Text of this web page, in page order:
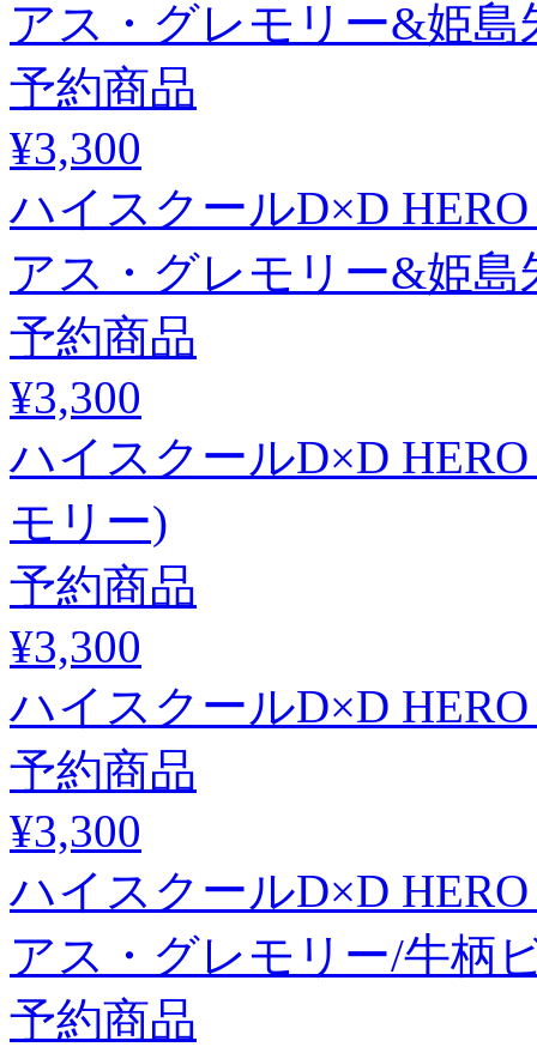
アス・グレモリー&姫島
予約商品
¥3,300
ハイスクールD×D
アス・グレモリー&姫島
予約商品
¥3,300
ハイスクールD×D
モリー)
予約商品
¥3,300
ハイスクールD×D
予約商品
¥3,300
ハイスクールD×D
アス・グレモリー/牛柄
予約商品